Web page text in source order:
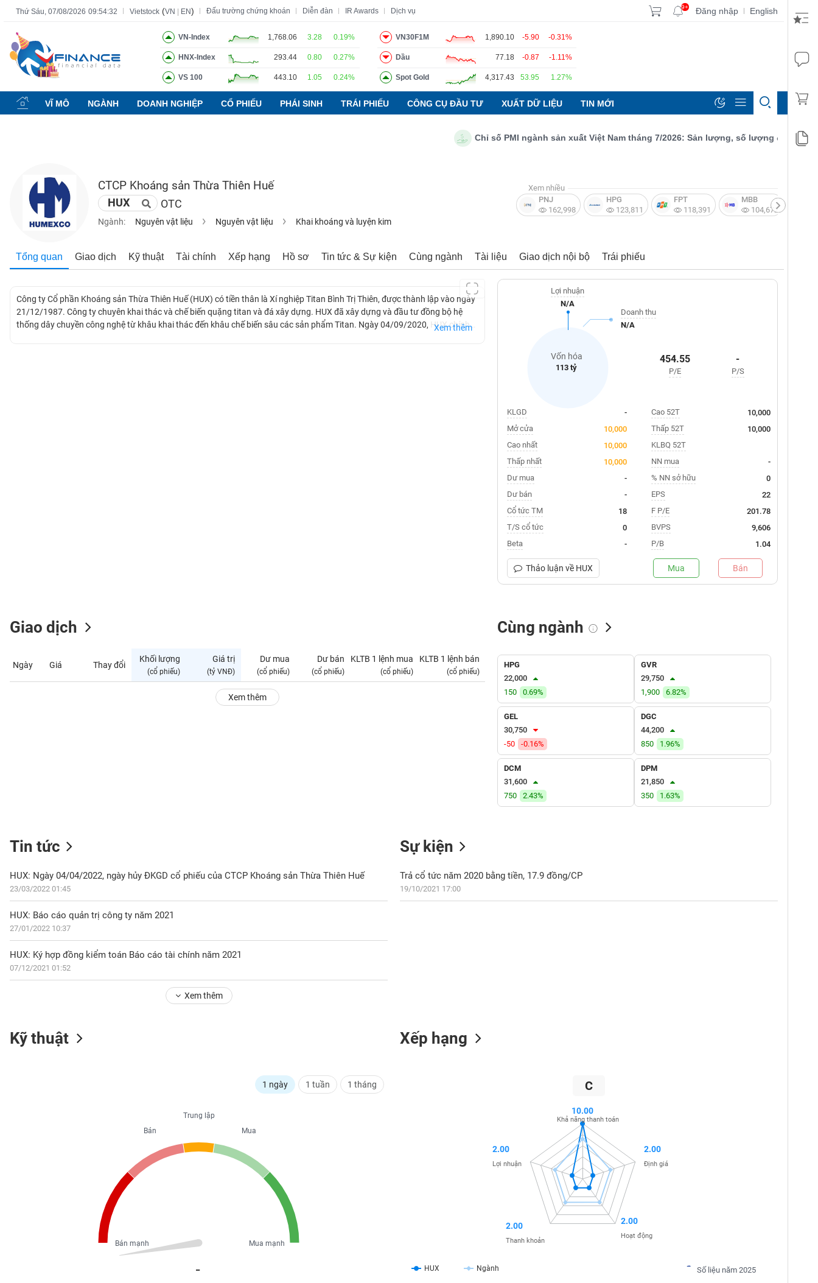
Thứ Sáu, 07/08/2026 09:54:33 Vietstock (VN EN) Đấu trường chứng khoán Diễn đàn IR Awards Dịch vụ 9+ Đăng nhập | English
VN-Index 1,768.06 3.28 0.19%
HNX-Index 293.44 0.80 0.27%
VS 100 443.10 1.05 0.24%
VN30F1M 1,890.10 -5.90 -0.31%
Dầu 77.18 -0.87 -1.11%
Spot Gold 4,317.43 53.95 1.27%
VĨ MÔ NGÀNH DOANH NGHIỆP CỔ PHIẾU PHÁI SINH TRÁI PHIẾU CÔNG CỤ ĐẦU TƯ XUẤT DỮ LIỆU TIN MỚI
Chỉ số PMI ngành sản xuất Việt Nam tháng 7/2026: Sản lượng, số lượng đơn đặt
CTCP Khoáng sản Thừa Thiên Huế
HUX OTC
Ngành: Nguyên vật liệu Nguyên vật liệu Khai khoáng và luyện kim
Xem nhiều
PNJ
162,998
HPG
123,811
FPT
118,391
MBB
104,672
Tổng quan Giao dịch Kỹ thuật Tài chính Xếp hạng Hồ sơ Tin tức & Sự kiện Cùng ngành Tài liệu Giao dịch nội bộ Trái phiếu
Công ty Cổ phần Khoáng sản Thừa Thiên Huế (HUX) có tiền thân là Xí nghiệp Titan Bình Trị Thiên, được thành lập vào ngày
21/12/1987. Công ty chuyên khai thác và chế biến quặng titan và đá xây dựng. HUX đã xây dựng và đầu tư đồng bộ hệ
thống dây chuyền công nghệ từ khâu khai thác đến khâu chế biến sâu các sản phẩm Titan. Ngày 04/09/2020, HUX chính
Xem thêm
Vốn hóa
113 tỷ
Lợi nhuận
N/A
Doanh thu
N/A
454.55
P/E
-
P/S
KLGD
-
Mở cửa
10,000
Cao nhất
10,000
Thấp nhất
10,000
Dư mua
-
Dư bán
-
Cổ tức TM
18
T/S cổ tức
0
Beta
-
Cao 52T
10,000
Thấp 52T
10,000
KLBQ 52T
NN mua
-
% NN sở hữu
0
EPS
22
F P/E
201.78
BVPS
9,606
P/B
1.04
Thảo luận về HUX Mua Bán
Giao dịch
Ngày Giá Thay đổi
Khối lượng
(cổ phiếu)
Giá trị
(tỷ VNĐ)
Dư mua
(cổ phiếu)
Dư bán
(cổ phiếu)
KLTB 1 lệnh mua
(cổ phiếu)
KLTB 1 lệnh bán
(cổ phiếu)
Tự doanh mua
Xem thêm
Cùng ngành
HPG
22,000
150
0.69%
GVR
29,750
1,900
6.82%
GEL
30,750
-50
-0.16%
DGC
44,200
850
1.96%
DCM
31,600
750
2.43%
DPM
21,850
350
1.63%
Tin tức
HUX: Ngày 04/04/2022, ngày hủy ĐKGD cổ phiếu của CTCP Khoáng sản Thừa Thiên Huế
23/03/2022 01:45
HUX: Báo cáo quản trị công ty năm 2021
27/01/2022 10:37
HUX: Ký hợp đồng kiểm toán Báo cáo tài chính năm 2021
07/12/2021 01:52
Xem thêm
Sự kiện
Trả cổ tức năm 2020 bằng tiền, 17.9 đồng/CP
19/10/2021 17:00
Kỹ thuật
1 ngày 1 tuần 1 tháng
Trung lập
Mua
Mua mạnh
Bán
Bán mạnh
Xếp hạng
C
Số liệu năm 2025
HUX Ngành
10.00
Khả năng thanh toán
2.00
Định giá
2.00
Hoạt động
2.00
Thanh khoản
2.00
Lợi nhuận
Tất cả Tính năng Ngành Mã chứng khoán Lãnh đạo Báo cáo phân tích Thuật ngữ
Tính
năng
(-)
CHỨNG
KHOÁN
NGHIỆP
BẤT
ĐỘNG
SẢN
CÁ
NHÂN
DOANH
NGHIỆP
CỔ
SINH